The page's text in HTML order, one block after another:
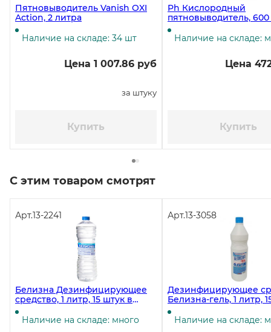
Пятновыводитель Vanish OXI
Action, 2 литра
Наличие на складе: 34 шт
Цена 1 007.86 руб
за штуку
Купить
Ph Кислородный
пятновыводитель,
Наличие на складе:
Цена
Купить
С этим товаром смотрят
Арт.13-2241
Белизна Дезинфицирующее
средство, 1 литр, 15 штук в
коробке
Наличие на складе: много
Арт.13-3058
Дезинфицирующее
Белизна-гель, 1 литр,
Наличие на складе: